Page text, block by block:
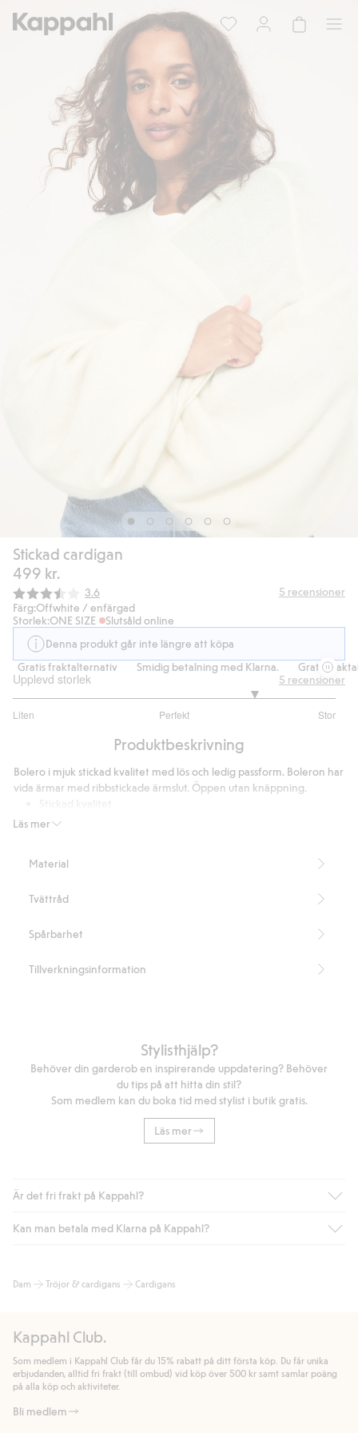
Stickad cardigan
499 kr.
Snittbetyg:
3.6 5 recensioner
Färg:Offwhite / enfärgad
Storlek:ONE SIZE
Slutsåld online
Denna produkt går inte längre att köpa
Gratis fraktalternativ
Smidig betalning med Klarna. Gratis
Upplevd storlek
Liten Perfekt Stor
utav
4
betyg
5 recensioner
Produktbeskrivning
Läs mer
Bolero i mjuk stickad kvalitet med lös och ledig passform. Boleron har
vida ärmar med ribbstickade ärmslut. Öppen utan knäppning.
Långa ärmar
Innehåller 55% återvunnen polyester
Blended Recycled Polyester
Material
Tvättråd
Spårbarhet
Tillverkningsinformation
Stylisthjälp?
Behöver din garderob en inspirerande uppdatering? Behöver
du tips på att hitta din stil?
Som medlem kan du boka tid med stylist i butik gratis.
Läs mer
Är det fri frakt på Kappahl?
Är du medlem i Kappahl Club har du alltid gratis frakt till butik
automatik efter du loggat in och identifierats som medlem.
handlar för.
Läs mer
Kan man betala med Klarna på Kappahl?
bland annat faktura och swish men även andra betalningssätt.
allmänna villkor.
Läs mer
Dam Tröjor & cardigans Cardigans
Kappahl Club.
Som medlem i Kappahl Club får du 15% rabatt på ditt första köp. Du får unika
erbjudanden, alltid fri frakt (till ombud) vid köp över 500 kr samt samlar poäng
på alla köp och aktiviteter.
Bli medlem